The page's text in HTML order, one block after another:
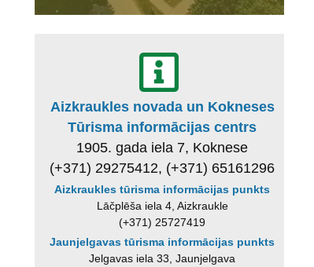
Aizkraukles novada un Kokneses
Tūrisma informācijas centrs
1905. gada iela 7, Koknese
(+371) 29275412, (+371) 65161296
Aizkraukles tūrisma informācijas punkts
Lāčplēša iela 4, Aizkraukle
(+371) 25727419
Jaunjelgavas tūrisma informācijas punkts
Jelgavas iela 33, Jaunjelgava